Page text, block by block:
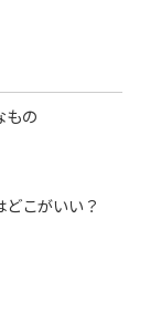
もの
こがいい？